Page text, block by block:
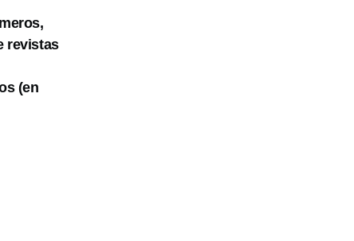
revistas
(en